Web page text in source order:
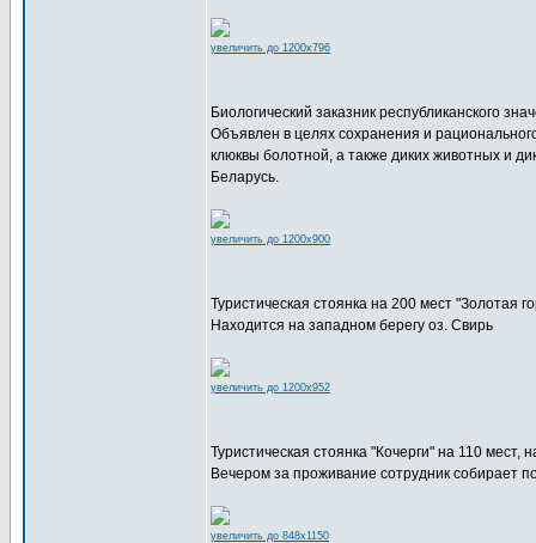
увеличить до 1200x796
Биологический заказник республиканского
Объявлен в целях сохранения и
клюквы болотной, а также диких животных и
Беларусь.
увеличить до 1200x900
Туристическая стоянка на 200 мест "Золотая
Находится на западном берегу оз. Свирь
увеличить до 1200x952
Туристическая стоянка "Кочерги" на 110 мест,
Вечером за проживание сотрудник собирает
увеличить до 848x1150